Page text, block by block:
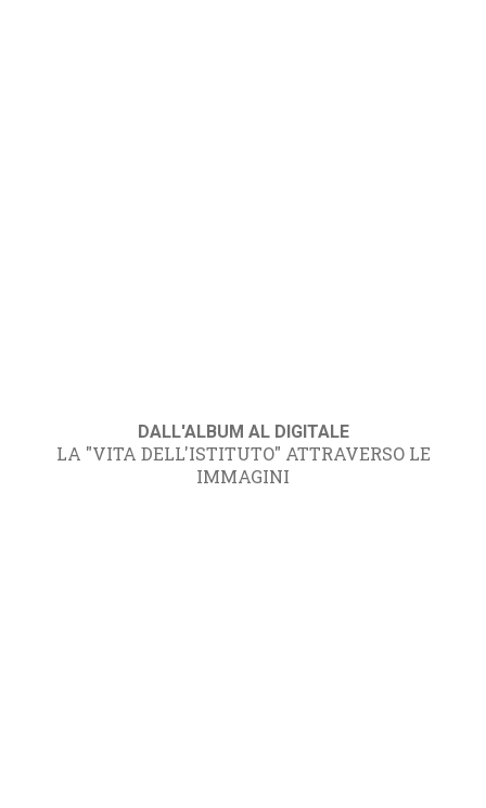
DALL'ALBUM AL DIGITALE
LA "VITA DELL'ISTITUTO" ATTRAVERSO LE
IMMAGINI